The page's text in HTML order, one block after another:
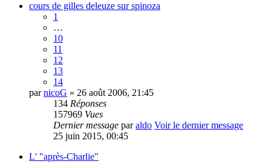
cours de gilles deleuze sur spinoza
1
…
10
11
12
13
14
parnicoG » 26 août 2006, 21:45
134 Réponses
157969 Vues
Dernier message paraldo Voir le dernier message
25 juin 2015, 00:45
L' "après-Charlie"